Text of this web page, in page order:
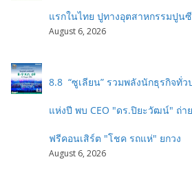
แรกในไทย ปูทางอุตสาหกรรมปูน
August 6, 2026
8.8 “ซูเลียน” รวมพลังนักธุรกิจทั่
แห่งปี พบ CEO "ดร.ปิยะวัฒน์" ถ่
ฟรีคอนเสิร์ต "โชค รถแห่" ยกวง
August 6, 2026